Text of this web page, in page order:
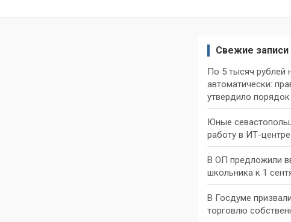
Свежие записи
По 5 тысяч рублей
автоматически:
утвердило
Юные
работу в ИТ-
В ОП предложили
школьника к 1
В Госдуме
торговлю